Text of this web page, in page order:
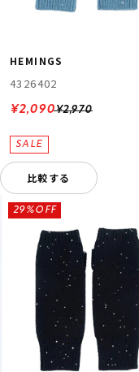
HEMINGS
4326402
¥2,970
¥2,090
比較する
29%OFF